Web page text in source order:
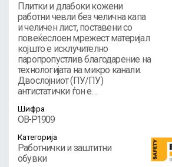
Плитки и длабоки кожени
работни чевли без челична капа
и челичен лист, поставени со
повеќеслоен мрежест материјал
којшто е исклучително
паропропустлив благодарение на
технологијата на микро канали.
Двослојниот (ПУ/ПУ)
антистатички ѓон е…
Шифра
OB-P1909
Категорија
Работнички и заштитни
обувки